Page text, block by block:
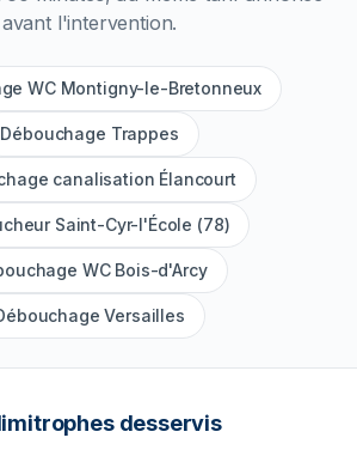
avant l'intervention.
WC Montigny-le-Bretonneux
Débouchage Trappes
canalisation Élancourt
Saint-Cyr-l'École (78)
WC Bois-d'Arcy
Versailles
desservis